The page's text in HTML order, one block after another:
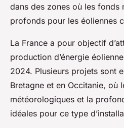
dans des zones où les fonds
profonds pour les éoliennes
La France a pour objectif
production d’énergie
2024. Plusieurs projets sont
Bretagne et en Occitanie, où
météorologiques et la
idéales pour ce type